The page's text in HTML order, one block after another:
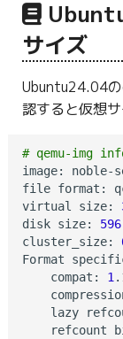
サイズ
Ubuntu24.04の
認すると仮想
# qemu-img
image: noble-
file format:
virtual size:
disk size: 596
cluster_size:
Format
    compat:
1
lazy
refcount